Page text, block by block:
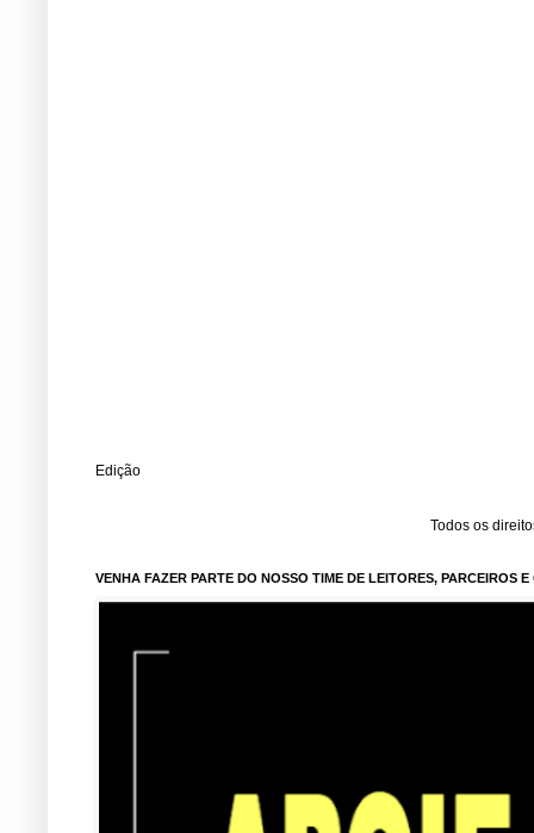
Edição
Todos os
VENHA FAZER PARTE DO NOSSO TIME DE LEITORES, PARCEIROS